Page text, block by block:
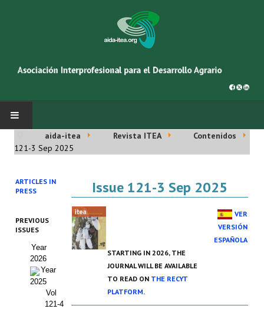
INICIO
Asociación AIDA
Cincuentenario AIDA
Organigrama
Estatutos
Hacerse socio
aida-itea Revista ITEA
Contenidos
121-3 Sep 2025
ARTICLES IN
PRESS
PREVIOUS
ISSUES
Year
2026
Year
2025
Vol
121-4
Issue 121-3 Sep 2025
STARTING IN 2026, THE
JOURNAL WILL BE AVAILABLE
TO READ ON THE RECYT
PLATFORM.
VER
VERSIÓN
ESPAÑOLA